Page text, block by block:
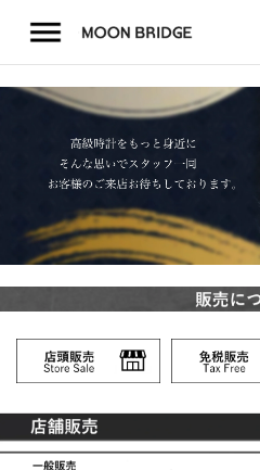
テ
ン
ホーム
商品一覧
会社概要
事業内容
店舗案内